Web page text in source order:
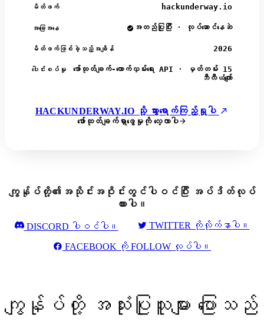
မိတ်ဖက် hackunderway.io
အခြေအနေ အတည်ပြုပြီး · လုပ်ဆောင်နေဆဲ
မိတ်ဖက်ဖြစ်ခဲ့သည့်အချိန် 2026
ပေါင်းစပ်မှု
ဖော်ထုတ်ချက်-ထောက်လှမ်းရေး API · မှတ်တမ်း 15
ဘီလီယံကျော်
HACKUNDERWAY.IO သို့ သွားရောက်ကြည့်ရှုပါ
ဖော်ထုတ်ချက်ရှာဖွေမှုကို လေ့လာပါ
ကျွန်ုပ်တို့၏အသိုင်းအဝိုင်းတွင်ပါဝင်ပြီး အပ်ဒိတ်လုပ်
ထားပါ။
DISCORD ပါဝင်ပါ။ TWITTER ကိုလိုက်နာပါ။
FACEBOOK ကို FOLLOW လုပ်ပါ။
ကျွန်ုပ်တို့ အသုံးပြုသူများ ပြောသည်